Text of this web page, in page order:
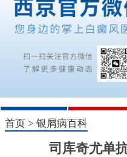
1 2
首页 > 银屑病百科
司库奇尤单